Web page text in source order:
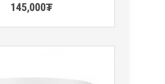
145,000₮